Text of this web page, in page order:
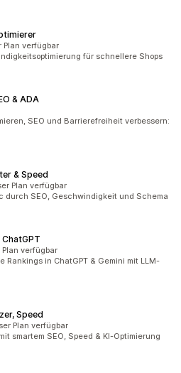
Plan verfügbar
für schnellere Shops
& ADA
SEO und Barrierefreiheit verbessern:
& Speed
Plan verfügbar
durch SEO, Geschwindigkeit und Schema
Plan verfügbar
Rankings in ChatGPT & Gemini mit LLM-
Speed
Plan verfügbar
smartem SEO, Speed & KI-Optimierung